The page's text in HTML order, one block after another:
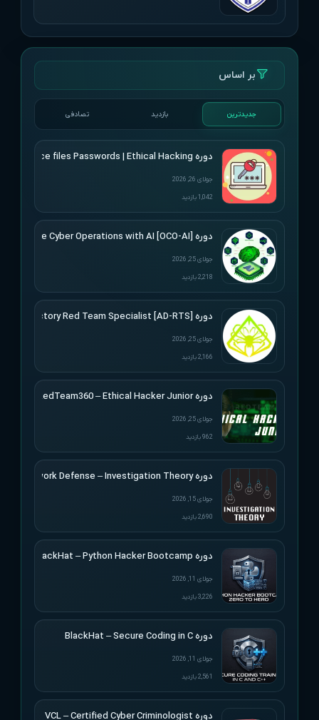
بر اساس
جدیدترین بازدید تصادفی
دوره Udemy – Cracking Microsoft Office files Passwords | Ethical Hacking
جولای 26, 2026
1,042 بازدید
دوره [Offensive Cyber Operations with AI [OCO-AI
جولای 25, 2026
2,218 بازدید
دوره [Active Directory Red Team Specialist [AD-RTS
جولای 25, 2026
2,166 بازدید
دوره RedTeam360 – Ethical Hacker Junior
جولای 25, 2026
962 بازدید
دوره Applied Network Defense – Investigation Theory
جولای 15, 2026
2,690 بازدید
دوره BlackHat – Python Hacker Bootcamp
جولای 11, 2026
3,226 بازدید
دوره BlackHat – Secure Coding in C
جولای 11, 2026
2,561 بازدید
دوره VCL – Certified Cyber Criminologist